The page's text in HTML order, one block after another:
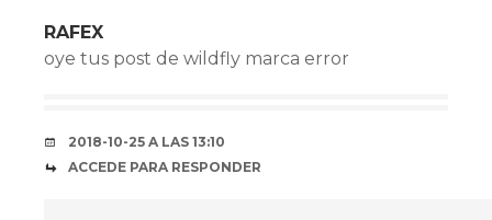
RAFEX
oye tus post de wildfly marca error
2018-10-25 A LAS 13:10
ACCEDE PARA RESPONDER